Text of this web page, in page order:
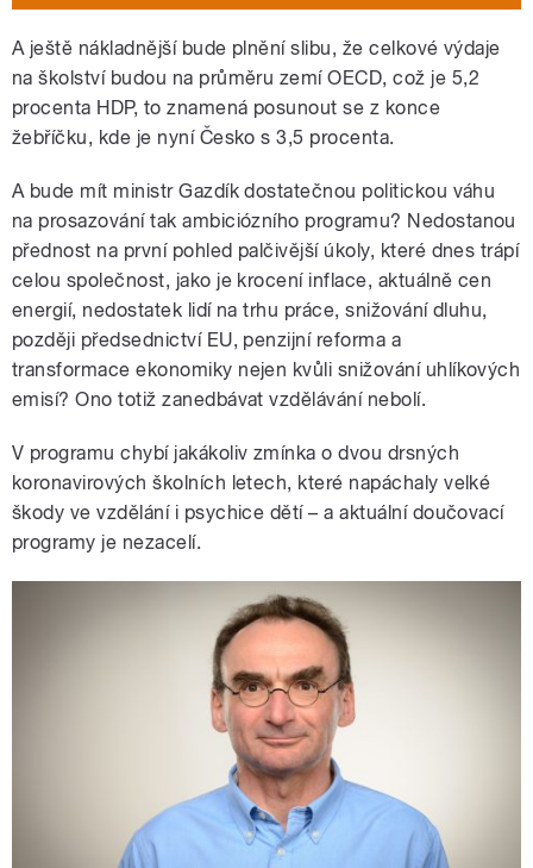
A ještě nákladnější bude plnění slibu, že celkové výdaje
na školství budou na průměru zemí OECD, což je 5,2
procenta HDP, to znamená posunout se z konce
žebříčku, kde je nyní Česko s 3,5 procenta.
A bude mít ministr Gazdík dostatečnou politickou váhu
na prosazování tak ambiciózního programu? Nedostanou
přednost na první pohled palčivější úkoly, které dnes trápí
celou společnost, jako je krocení inflace, aktuálně cen
energií, nedostatek lidí na trhu práce, snižování dluhu,
později předsednictví EU, penzijní reforma a
transformace ekonomiky nejen kvůli snižování uhlíkových
emisí? Ono totiž zanedbávat vzdělávání nebolí.
V programu chybí jakákoliv zmínka o dvou drsných
koronavirových školních letech, které napáchaly velké
škody ve vzdělání i psychice dětí – a aktuální doučovací
programy je nezacelí.